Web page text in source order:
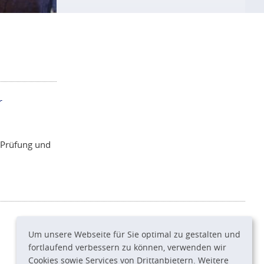
und
Um unsere Webseite für Sie optimal zu gestalten und
fortlaufend verbessern zu können, verwenden wir
Cookies sowie Services von Drittanbietern. Weitere